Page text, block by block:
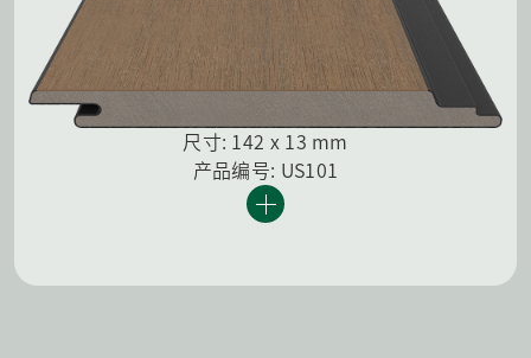
尺寸: 142 x 13 mm
产品编号: US101